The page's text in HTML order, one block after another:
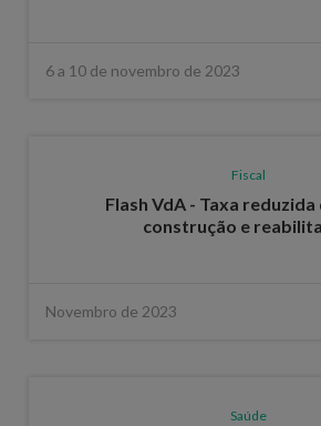
6 a 10 de novembro de 2023
Fiscal
Flash VdA - Taxa reduzida
construção e
Novembro de 2023
Saúde